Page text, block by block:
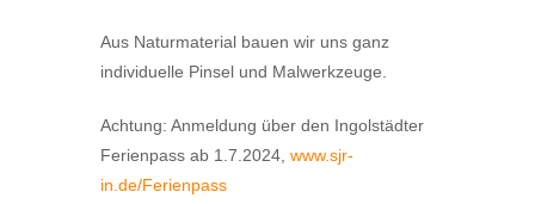
Aus Naturmaterial bauen wir uns ganz
individuelle Pinsel und Malwerkzeuge.
Achtung: Anmeldung über den Ingolstädter
Ferienpass ab 1.7.2024, www.sjr-
in.de/Ferienpass